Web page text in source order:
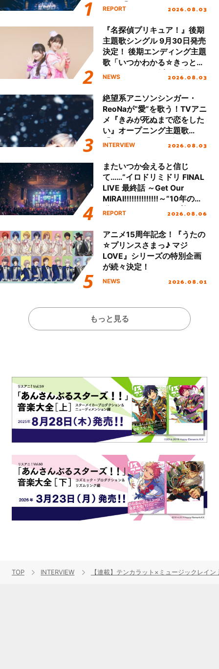
Final「NICE to meet YOU
ート!!
REPORT 2026.08.03
『名探偵プリキュア！』後期
主題歌シングル 9月30日発売
決定！ 後期エンディング主題
歌「いつかわかる☆きっとあ
える」TVサイズ先行配信開
NEWS 2026.08.03
絶望系アニソンシンガー・
ReoNaが“愛”を歌う！TVアニ
メ『きみが死ぬまで恋をした
い』オープニング主題歌
「Amore」インタビュー
INTERVIEW 2026.08.03
またいつか会えると信じ
て……“イロドリミドリ FINAL
LIVE 最終話 ～Get Our
MIRAI!!!!!!!!!!!!!!～”10年の活
動を経てファイナルを迎える
REPORT 2026.08.06
アニメ15周年記念！『うたの
☆プリンスさまっ♪ マジ
LOVE』シリーズの特別企画
が続々決定！
NEWS 2026.08.01
もっと見る
TOP INTERVIEW 【連載】テンカラット×ミュージックレイ